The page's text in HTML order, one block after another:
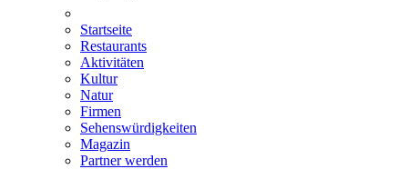
Startseite
Restaurants
Aktivitäten
Kultur
Natur
Firmen
Sehenswürdigkeiten
Magazin
Partner werden